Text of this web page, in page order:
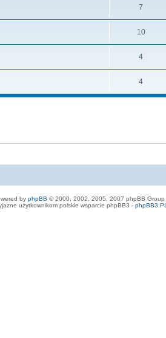
7
10
4
4
by phpBB © 2000, 2002, 2005, 2007 phpBB Group
użytkownikom polskie wsparcie phpBB3 - phpBB3.PL